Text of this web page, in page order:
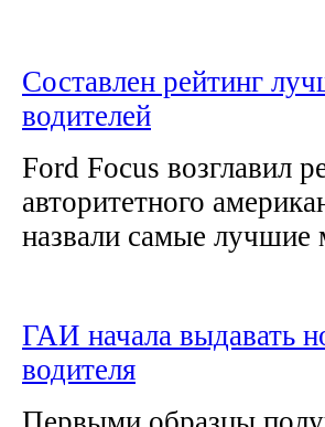
Составлен рейтинг
водителей
Ford Focus возглавил
авторитетного
назвали самые лучшие
ГАИ начала выдавать
водителя